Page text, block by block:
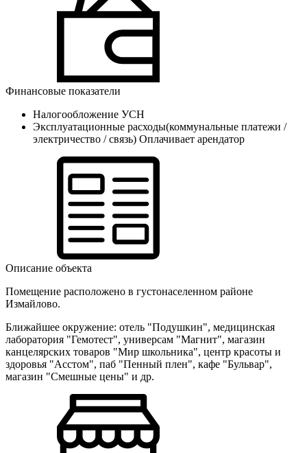
Финансовые показатели
Налогообложение УСН
Эксплуатационные расходы(коммунальные платежи /
электричество / связь) Оплачивает арендатор
Описание объекта
Помещение расположено в густонаселенном районе
Измайлово.
Ближайшее окружение: отель "Подушкин", медицинская
лаборатория "Гемотест", универсам "Магнит", магазин
канцелярских товаров "Мир школьника", центр красоты и
здоровья "Асстом", паб "Пенный плен", кафе "Бульвар",
магазин "Смешные цены" и др.